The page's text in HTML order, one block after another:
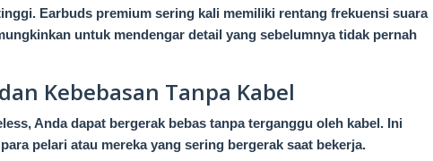
Earbuds premium sering kali memiliki rentang frekuensi suara
untuk mendengar detail yang sebelumnya tidak pernah
Kebebasan Tanpa Kabel
Anda dapat bergerak bebas tanpa terganggu oleh kabel. Ini
pelari atau mereka yang sering bergerak saat bekerja.